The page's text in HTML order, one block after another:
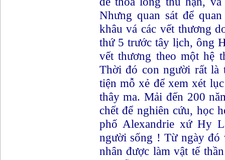
Nhưng quan sát để
khâu vá các vết thương
thứ 5 trước tây lịch, ông
vết thương theo một hệ
Thời đó con người rất là
tiện mỗ xẻ để xem xét
thây ma. Mải đến 200
chết để nghiên cứu, học
phố Alexandrie xứ Hy
người sống ! Từ ngày đó
nhân được làm vật tế